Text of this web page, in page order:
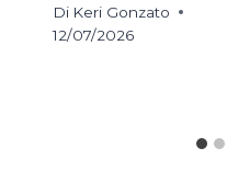
Di Keri Gonzato
12/07/2026